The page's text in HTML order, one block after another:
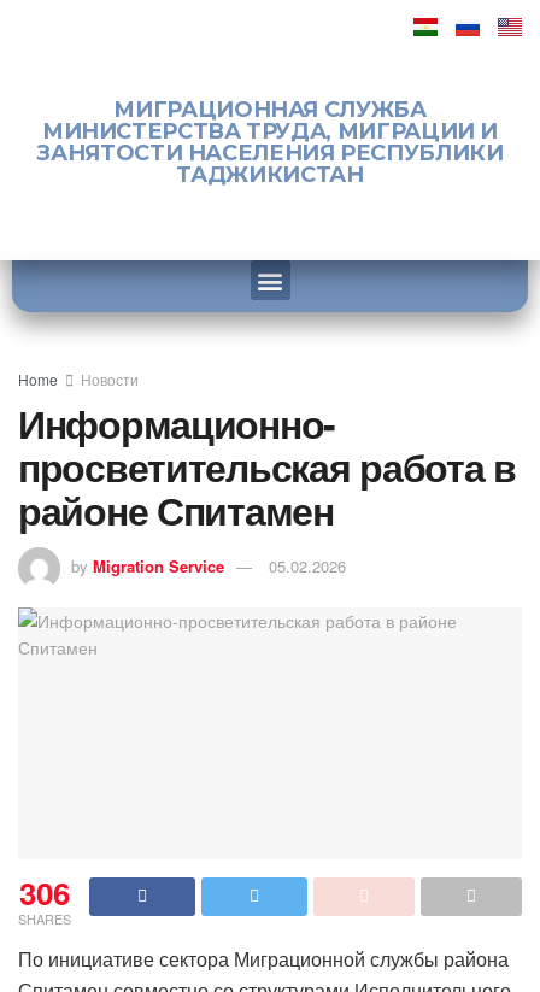
МИГРАЦИОННАЯ СЛУЖБА
МИНИСТЕРСТВА ТРУДА, МИГРАЦИИ И
ЗАНЯТОСТИ НАСЕЛЕНИЯ РЕСПУБЛИКИ
ТАДЖИКИСТАН
Home Новости
Информационно-
просветительская работа в
районе Спитамен
by Migration Service 05.02.2026
306
SHARES
По инициативе сектора Миграционной службы района